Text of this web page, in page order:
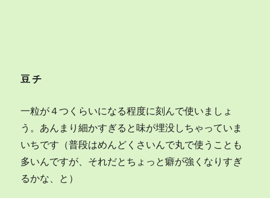
豆チ
一粒が４つくらいになる程度に刻んで使いましょ
う。あんまり細かすぎると味が埋没しちゃっていま
いちです（普段はめんどくさいんで丸で使うことも
多いんですが、それだとちょっと癖が強くなりすぎ
るかな、と）